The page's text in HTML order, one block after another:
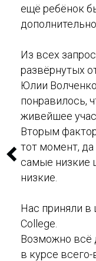
ещё ребёнок
Из всех
развёрнутых
Юлии
понравилось,
живейшее
Вторым
тот момент, да
самые низкие
низкие.
Нас приняли в
College.
Возможно всё
в курсе всего-